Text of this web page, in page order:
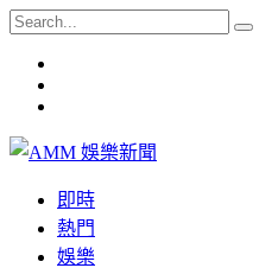
即時
熱門
娛樂